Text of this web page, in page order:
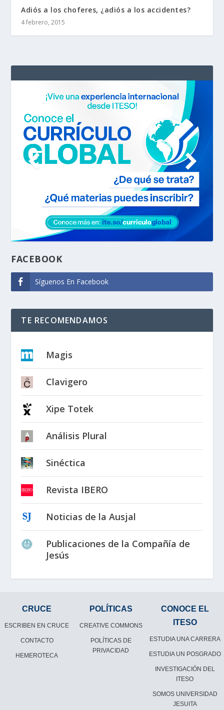
Adiós a los choferes, ¿adiós a los accidentes?
4 febrero, 2015
FACEBOOK
Síguenos En Facebook
TE RECOMENDAMOS
Magis
Clavigero
Xipe Totek
Análisis Plural
Sinéctica
Revista IBERO
Noticias de la Ausjal
Publicaciones de la Compañía de
Jesús
CRUCE
ESCRIBEN EN CRUCE
CONTACTO
HEMEROTECA
POLÍTICAS
CREATIVE COMMONS
POLÍTICAS DE
PRIVACIDAD
CONOCE EL
ITESO
ESTUDIA UNA CARRERA
ESTUDIA UN POSGRADO
INVESTIGACIÓN DEL
ITESO
SOMOS UNIVERSIDAD
JESUITA